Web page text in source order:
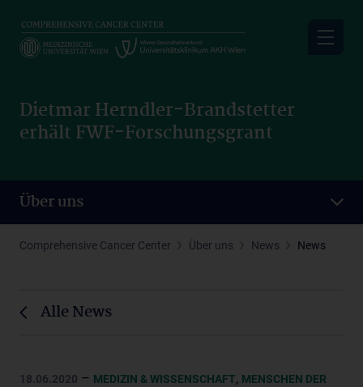
main
Dietmar Herndler-Brandstetter
erhält FWF-Forschungsgrant
Über uns
Comprehensive Cancer Center Über uns News News
Alle News
18.06.2020 – MEDIZIN & WISSENSCHAFT, MENSCHEN DER